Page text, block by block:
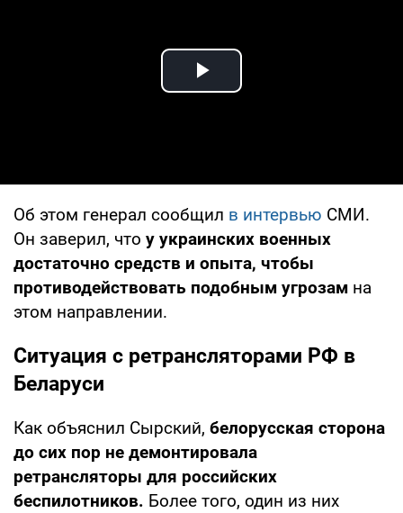
Play Video
Об этом генерал сообщил в интервью СМИ.
Он заверил, что у украинских военных
достаточно средств и опыта, чтобы
противодействовать подобным угрозам на
этом направлении.
Ситуация с ретрансляторами РФ в
Беларуси
Как объяснил Сырский, белорусская сторона
до сих пор не демонтировала
ретрансляторы для российских
беспилотников. Более того, один из них